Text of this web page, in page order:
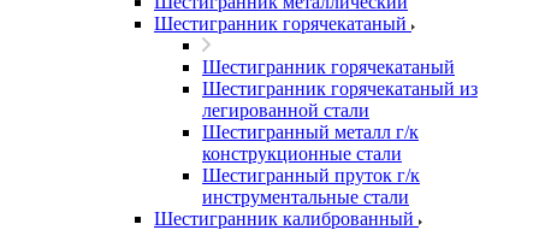
Шестигранник горячекатаный
Шестигранник горячекатаный
Шестигранник горячекатаный из
легированной стали
Шестигранный металл г/к
конструкционные стали
Шестигранный пруток г/к
инструментальные стали
Шестигранник калиброванный